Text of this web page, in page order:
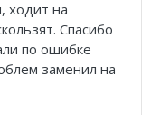
ходит на
Спасибо
по ошибке
заменил на